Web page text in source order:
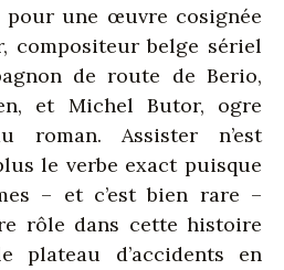
une œuvre cosignée
compositeur belge sériel
de route de Berio,
et Michel Butor, ogre
roman. Assister n’est
le verbe exact puisque
– et c’est bien rare –
rôle dans cette histoire
plateau d’accidents en